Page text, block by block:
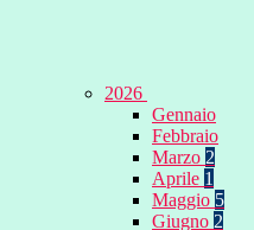
2026
Gennaio
Febbraio
Marzo 2
Aprile 1
Maggio 5
Giugno 2